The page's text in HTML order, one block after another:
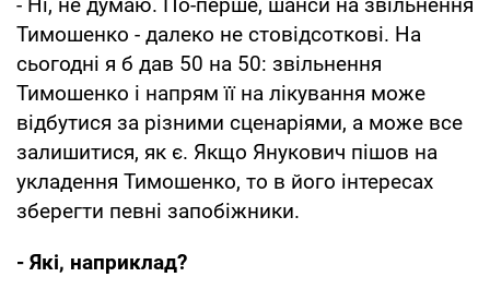
Тимошенко - далеко не стовідсоткові. На
сьогодні я б дав 50 на 50: звільнення
Тимошенко і напрям її на лікування може
відбутися за різними сценаріями, а може все
залишитися, як є. Якщо Янукович пішов на
укладення Тимошенко, то в його інтересах
зберегти певні запобіжники.
- Які, наприклад?